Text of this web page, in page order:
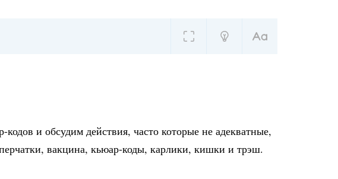
и обсудим действия, часто которые не адекватные,
вакцина, кьюар-коды, карлики, кишки и трэш.